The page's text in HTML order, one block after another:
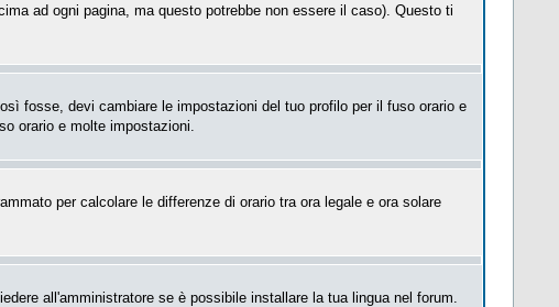
ad ogni pagina, ma questo potrebbe non essere il caso). Questo ti
fosse, devi cambiare le impostazioni del tuo profilo per il fuso orario e
orario e molte impostazioni.
per calcolare le differenze di orario tra ora legale e ora solare
all'amministratore se è possibile installare la tua lingua nel forum.